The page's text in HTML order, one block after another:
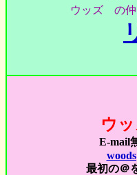
ウッズ の仲
ウ
E-mail
最初の＠